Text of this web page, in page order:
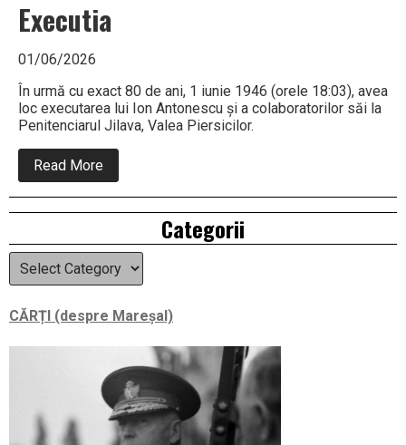
Executia
01/06/2026
În urmă cu exact 80 de ani, 1 iunie 1946 (orele 18:03), avea
loc executarea lui Ion Antonescu și a colaboratorilor săi la
Penitenciarul Jilava, Valea Piersicilor.
Read More
Executia
Asides
Categorii
Categorii
CĂRȚI (despre Mareșal)